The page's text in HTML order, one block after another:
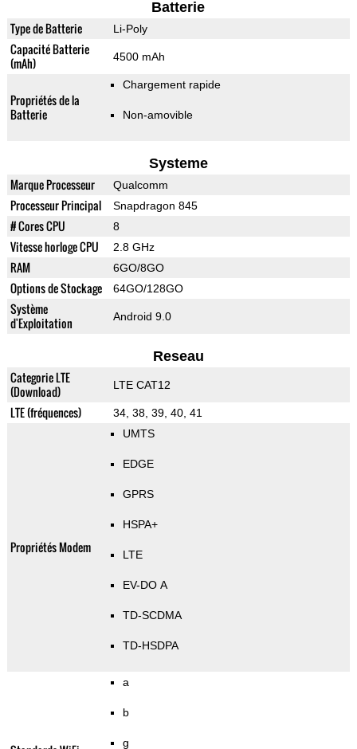
Batterie
Type de Batterie Li-Poly
Capacité Batterie
(mAh)
4500 mAh
Propriétés de la
Batterie
Chargement rapide
Non-amovible
Systeme
Marque Processeur Qualcomm
Processeur Principal Snapdragon 845
# Cores CPU 8
Vitesse horloge CPU 2.8 GHz
RAM 6GO/8GO
Options de Stockage 64GO/128GO
Système
d'Exploitation
Android 9.0
Reseau
Categorie LTE
(Download)
LTE CAT12
LTE (fréquences) 34, 38, 39, 40, 41
Propriétés Modem
UMTS
EDGE
GPRS
HSPA+
LTE
EV-DO A
TD-SCDMA
TD-HSDPA
a
b
g